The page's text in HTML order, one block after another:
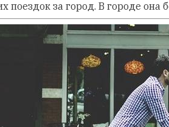
поездок за город. В городе она